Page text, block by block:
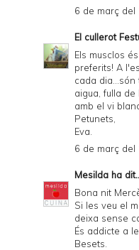
6 de març del
El cullerot
Els musclos
preferits! A
cada dia...són
aigua, fulla
amb el vi
Petunets,
Eva.
6 de març del
Mesilda ha
Bona nit
Si les veu el
deixa sense
És addicte a
Besets.